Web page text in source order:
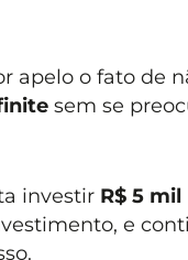
apelo o fato de
sem se
investir R$ 5 mil
e